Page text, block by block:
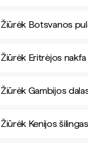
Žiūrėk Botsvanos
Žiūrėk Eritrėjos
Žiūrėk Gambijos
Žiūrėk Kenijos